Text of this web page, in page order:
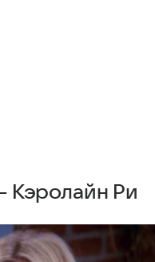
Кэролайн Ри